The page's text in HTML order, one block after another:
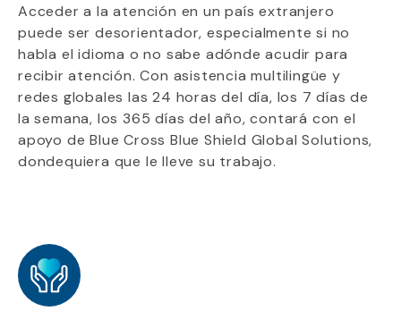
Acceder a la atención en un país extranjero
puede ser desorientador, especialmente si no
habla el idioma o no sabe adónde acudir para
recibir atención. Con asistencia multilingüe y
redes globales las 24 horas del día, los 7 días de
la semana, los 365 días del año, contará con el
apoyo de Blue Cross Blue Shield Global Solutions,
dondequiera que le lleve su trabajo.